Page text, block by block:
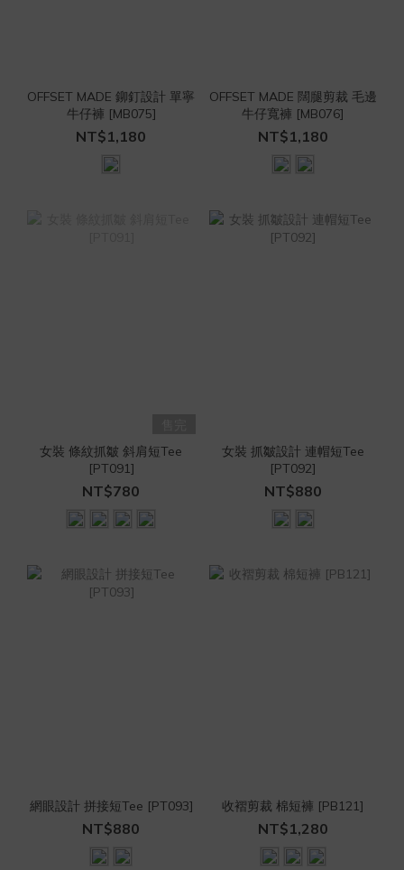
OFFSET MADE 鉚釘設計 單寧
牛仔褲 [MB075]
NT$1,180
OFFSET MADE 闊腿剪裁 毛邊
牛仔寬褲 [MB076]
NT$1,180
女裝 條紋抓皺 斜肩短Tee
[PT091]
NT$780
女裝 抓皺設計 連帽短Tee
[PT092]
NT$880
網眼設計 拼接短Tee [PT093]
NT$880
收褶剪裁 棉短褲 [PB121]
NT$1,280